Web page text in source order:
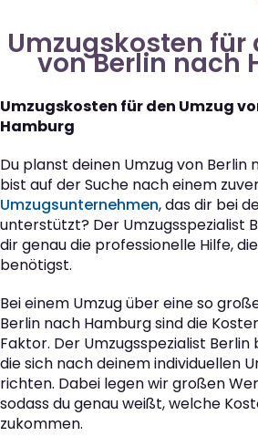
Umzugskosten für
von Berlin nach
Umzugskosten für den Umzug
Hamburg
Du planst deinen Umzug von Berlin
bist auf der Suche nach einem
Umzugsunternehmen, das dir bei
unterstützt? Der Umzugsspezialist
dir genau die professionelle Hilfe,
benötigst.
Bei einem Umzug über eine so
Berlin nach Hamburg sind die
Faktor. Der Umzugsspezialist
die sich nach deinem individuellen
richten. Dabei legen wir großen
sodass du genau weißt, welche
zukommen.